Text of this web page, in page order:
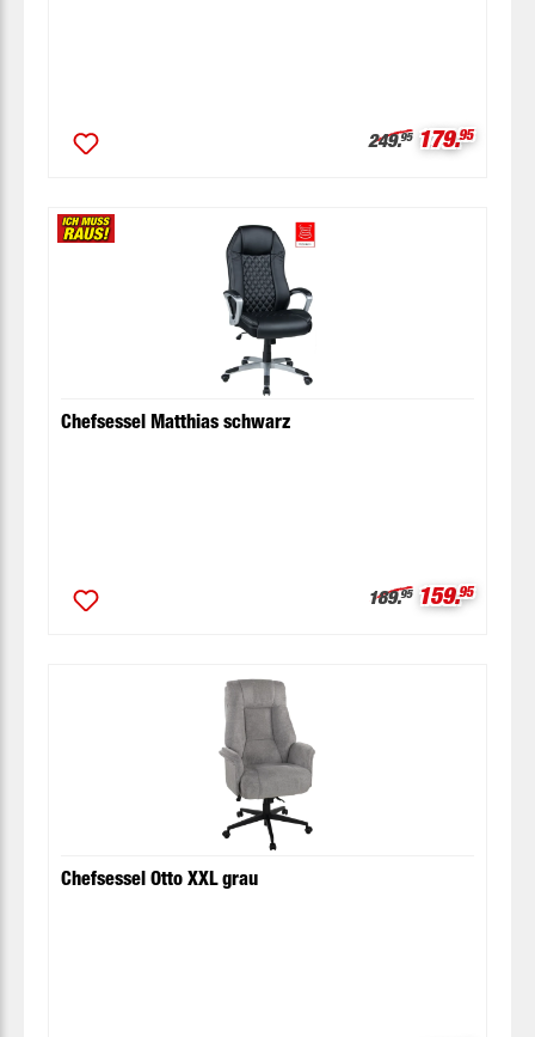
Regulärer Preis:
249.95 179.95
Chefsessel Matthias schwarz
Regulärer Preis:
189.95 159.95
Chefsessel Otto XXL grau